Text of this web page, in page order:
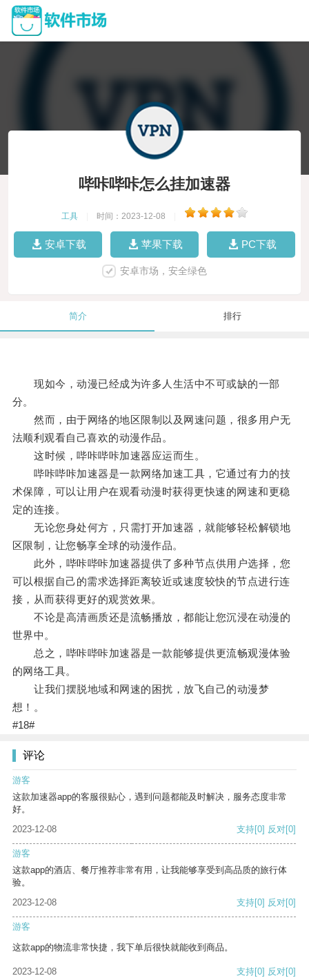
哔咔哔咔怎么挂加速器
工具 时间：2023-12-08
安卓下载 苹果下载 PC下载
安卓市场，安全绿色
简介 排行
现如今，动漫已经成为许多人生活中不可或缺的一部
分。
然而，由于网络的地区限制以及网速问题，很多用户无
法顺利观看自己喜欢的动漫作品。
这时候，哔咔哔咔加速器应运而生。
哔咔哔咔加速器是一款网络加速工具，它通过有力的技
术保障，可以让用户在观看动漫时获得更快速的网速和更稳
定的连接。
无论您身处何方，只需打开加速器，就能够轻松解锁地
区限制，让您畅享全球的动漫作品。
此外，哔咔哔咔加速器提供了多种节点供用户选择，您
可以根据自己的需求选择距离较近或速度较快的节点进行连
接，从而获得更好的观赏效果。
不论是高清画质还是流畅播放，都能让您沉浸在动漫的
世界中。
总之，哔咔哔咔加速器是一款能够提供更流畅观漫体验
的网络工具。
让我们摆脱地域和网速的困扰，放飞自己的动漫梦
想！。
#18#
评论
游客
这款加速器app的客服很贴心，遇到问题都能及时解决，服务态度非常
好。
2023-12-08
支持[0] 反对[0]
游客
这款app的酒店、餐厅推荐非常有用，让我能够享受到高品质的旅行体
验。
2023-12-08
支持[0] 反对[0]
游客
这款app的物流非常快捷，我下单后很快就能收到商品。
2023-12-08 支持[0] 反对[0]